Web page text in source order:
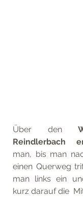
Über den
Reindlerbach
man, bis man
einen Querweg
man links ein
kurz darauf die